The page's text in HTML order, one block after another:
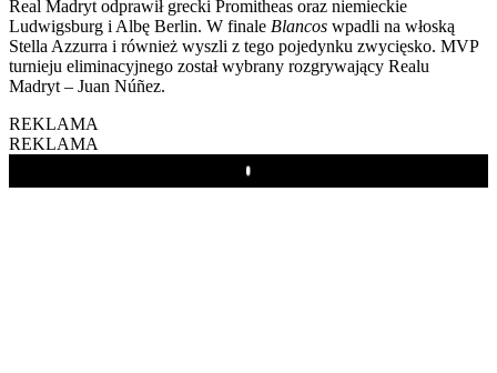
Real Madryt odprawił grecki Promitheas oraz niemieckie
Ludwigsburg i Albę Berlin. W finale Blancos wpadli na włoską
Stella Azzurra i również wyszli z tego pojedynku zwycięsko. MVP
turnieju eliminacyjnego został wybrany rozgrywający Realu
Madryt – Juan Núñez.
REKLAMA
REKLAMA
Play